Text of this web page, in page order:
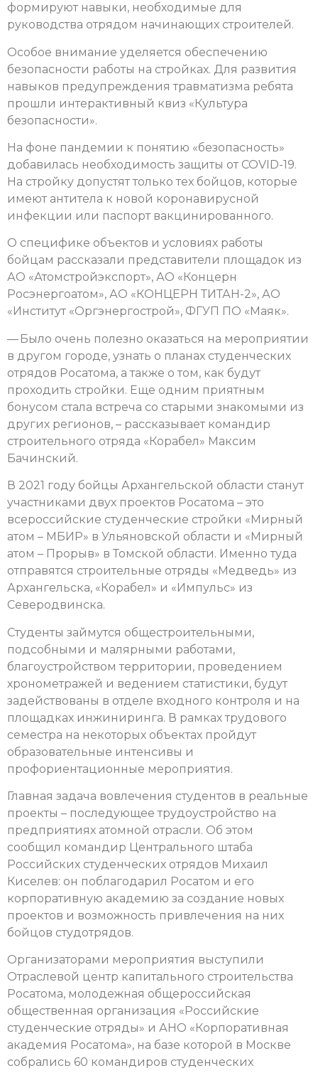
формируют навыки, необходимые для
руководства отрядом начинающих строителей.
Особое внимание уделяется обеспечению
безопасности работы на стройках. Для развития
навыков предупреждения травматизма ребята
прошли интерактивный квиз «Культура
безопасности».
На фоне пандемии к понятию «безопасность»
добавилась необходимость защиты от COVID-19.
На стройку допустят только тех бойцов, которые
имеют антитела к новой коронавирусной
инфекции или паспорт вакцинированного.
О специфике объектов и условиях работы
бойцам рассказали представители площадок из
АО «Атомстройэкспорт», АО «Концерн
Росэнергоатом», АО «КОНЦЕРН ТИТАН-2», АО
«Институт «Оргэнергострой», ФГУП ПО «Маяк».
— Было очень полезно оказаться на мероприятии
в другом городе, узнать о планах студенческих
отрядов Росатома, а также о том, как будут
проходить стройки. Еще одним приятным
бонусом стала встреча со старыми знакомыми из
других регионов, – рассказывает командир
строительного отряда «Корабел» Максим
Бачинский.
В 2021 году бойцы Архангельской области станут
участниками двух проектов Росатома – это
всероссийские студенческие стройки «Мирный
атом – МБИР» в Ульяновской области и «Мирный
атом – Прорыв» в Томской области. Именно туда
отправятся строительные отряды «Медведь» из
Архангельска, «Корабел» и «Импульс» из
Северодвинска.
Студенты займутся общестроительными,
подсобными и малярными работами,
благоустройством территории, проведением
хронометражей и ведением статистики, будут
задействованы в отделе входного контроля и на
площадках инжиниринга. В рамках трудового
семестра на некоторых объектах пройдут
образовательные интенсивы и
профориентационные мероприятия.
Главная задача вовлечения студентов в реальные
проекты – последующее трудоустройство на
предприятиях атомной отрасли. Об этом
сообщил командир Центрального штаба
Российских студенческих отрядов Михаил
Киселев: он поблагодарил Росатом и его
корпоративную академию за создание новых
проектов и возможность привлечения на них
бойцов студотрядов.
Организаторами мероприятия выступили
Отраслевой центр капитального строительства
Росатома, молодежная общероссийская
общественная организация «Российские
студенческие отряды» и АНО «Корпоративная
академия Росатома», на базе которой в Москве
собрались 60 командиров студенческих